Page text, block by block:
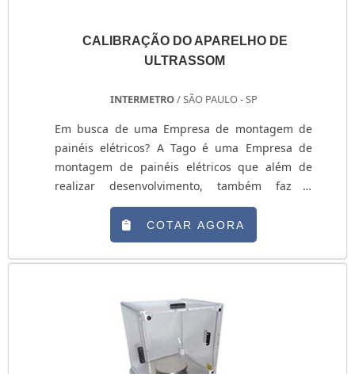
CALIBRAÇÃO DO APARELHO DE
ULTRASSOM
INTERMETRO/ SÃO PAULO - SP
Em busca de uma Empresa de montagem de
painéis elétricos? A Tago é uma Empresa de
montagem de painéis elétricos que além de
realizar desenvolvimento, também faz a
montagem e a instalação de painéis elétricos
para indústrias em geral e comércio de
segmentos variados. Serviços oferecidos pela
empresa - Painéis de comando elétrico; -
motores; - Quadros de proteção elétrica, entre
outros. ? A ....
COTAR AGORA